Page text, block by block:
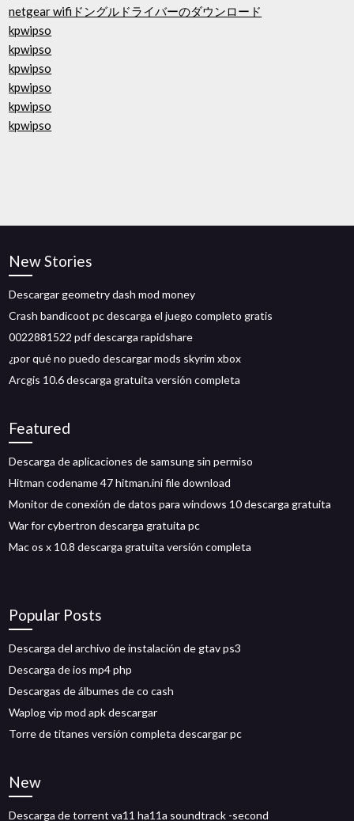
netgear wifiドングルドライバーのダウンロード
kpwipso
kpwipso
kpwipso
kpwipso
kpwipso
kpwipso
New Stories
Descargar geometry dash mod money
Crash bandicoot pc descarga el juego completo gratis
0022881522 pdf descarga rapidshare
¿por qué no puedo descargar mods skyrim xbox
Arcgis 10.6 descarga gratuita versión completa
Featured
Descarga de aplicaciones de samsung sin permiso
Hitman codename 47 hitman.ini file download
Monitor de conexión de datos para windows 10 descarga gratuita
War for cybertron descarga gratuita pc
Mac os x 10.8 descarga gratuita versión completa
Popular Posts
Descarga del archivo de instalación de gtav ps3
Descarga de ios mp4 php
Descargas de álbumes de co cash
Waplog vip mod apk descargar
Torre de titanes versión completa descargar pc
New
Descarga de torrent va11 ha11a soundtrack -second